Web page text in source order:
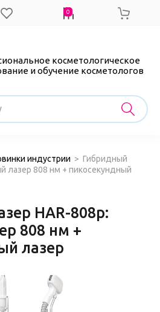
0
косметологическое
и обучение косметологов
индустрии > Гибридный
лазер 808 нм + пикосекундный
HAR-808p:
808 нм +
лазер